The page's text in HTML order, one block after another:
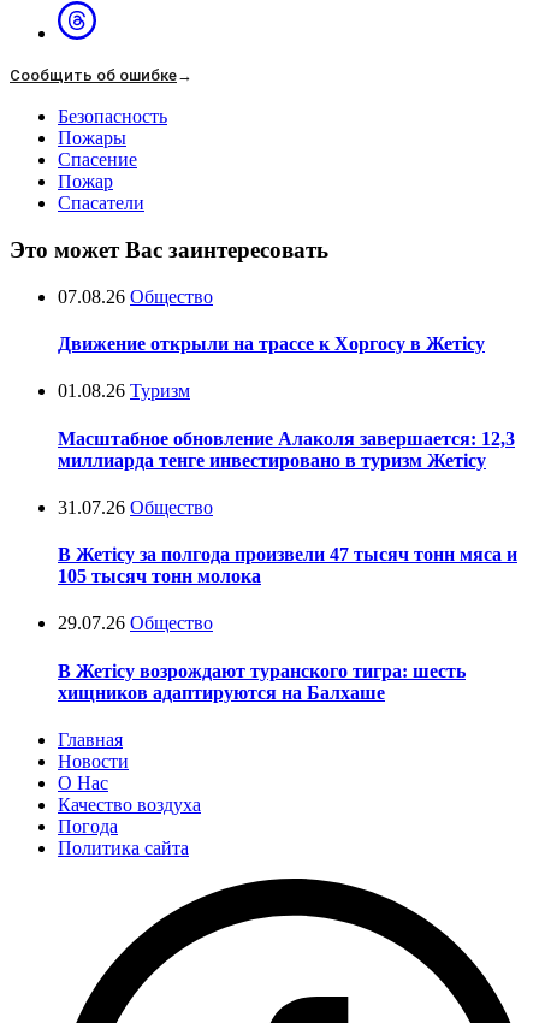
Сообщить об ошибке→
Безопасность
Пожары
Спасение
Пожар
Спасатели
Это может Вас заинтересовать
07.08.26 Общество
Движение открыли на трассе к Хоргосу в Жетісу
01.08.26 Туризм
Масштабное обновление Алаколя завершается: 12,3
миллиарда тенге инвестировано в туризм Жетісу
31.07.26 Общество
В Жетісу за полгода произвели 47 тысяч тонн мяса и
105 тысяч тонн молока
29.07.26 Общество
В Жетісу возрождают туранского тигра: шесть
хищников адаптируются на Балхаше
Главная
Новости
О Нас
Качество воздуха
Погода
Политика сайта